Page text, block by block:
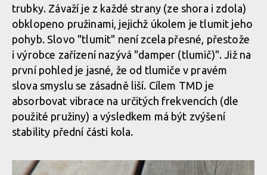
Horní miska
Spodní miska
Spodní miska
Spodní miska
Spodní miska
Uvnitř nalezneme samotné zařízení a dva páry náhradních pružin
Uvnitř nalezneme samotné zařízení a dva páry náhradních pružin
Uvnitř nalezneme samotné zařízení a dva páry náhradních pružin
trubky. Závaží je z každé strany (ze shora i zdola)
obklopeno pružinami, jejichž úkolem je tlumit jeho
pohyb. Slovo "tlumit" není zcela přesné, přestože
i výrobce zařízení nazývá "damper (tlumič)". Již na
první pohled je jasné, že od tlumiče v pravém
slova smyslu se zásadně liší. Cílem TMD je
absorbovat vibrace na určitých frekvencích (dle
použité pružiny) a výsledkem má být zvýšení
stability přední části kola.